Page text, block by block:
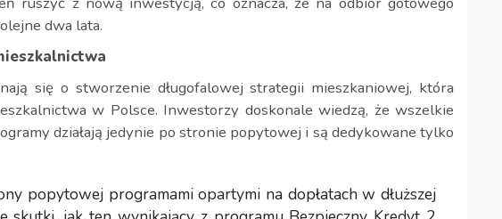
dwa lata.
się o stworzenie długofalowej strategii mieszkaniowej, która
w Polsce. Inwestorzy doskonale wiedzą, że wszelkie
działają jedynie po stronie popytowej i są dedykowane tylko
popytowej programami opartymi na dopłatach w dłuższej